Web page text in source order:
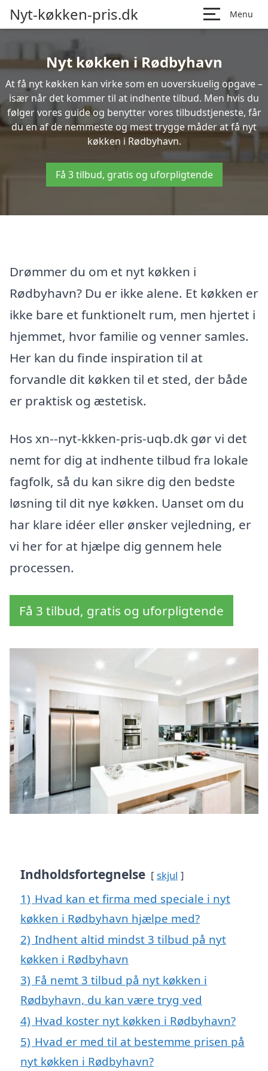
Nyt-køkken-pris.dk Menu
Nyt køkken i Rødbyhavn
At få nyt køkken kan virke som en uoverskuelig opgave –
især når det kommer til at indhente tilbud. Men hvis du
følger vores guide og benytter vores tilbudstjeneste, får
du en af de nemmeste og mest trygge måder at få nyt
køkken i Rødbyhavn.
Få 3 tilbud, gratis og uforpligtende
Drømmer du om et nyt køkken i
Rødbyhavn? Du er ikke alene. Et køkken er
ikke bare et funktionelt rum, men hjertet i
hjemmet, hvor familie og venner samles.
Her kan du finde inspiration til at
forvandle dit køkken til et sted, der både
er praktisk og æstetisk.
Hos xn--nyt-kkken-pris-uqb.dk gør vi det
nemt for dig at indhente tilbud fra lokale
fagfolk, så du kan sikre dig den bedste
løsning til dit nye køkken. Uanset om du
har klare idéer eller ønsker vejledning, er
vi her for at hjælpe dig gennem hele
processen.
Få 3 tilbud, gratis og uforpligtende
Indholdsfortegnelse skjul
1) Hvad kan et firma med speciale i nyt
køkken i Rødbyhavn hjælpe med?
2) Indhent altid mindst 3 tilbud på nyt
køkken i Rødbyhavn
3) Få nemt 3 tilbud på nyt køkken i
Rødbyhavn, du kan være tryg ved
4) Hvad koster nyt køkken i Rødbyhavn?
5) Hvad er med til at bestemme prisen på
nyt køkken i Rødbyhavn?